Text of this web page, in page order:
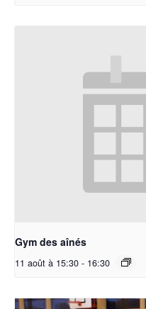
Gym des aînés
11 août à 15:30 - 16:30